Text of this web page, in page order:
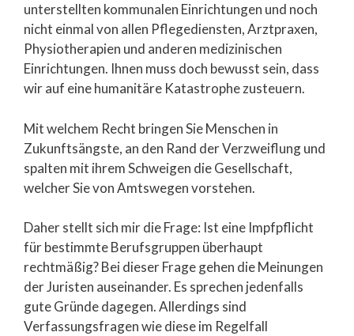
unterstellten kommunalen Einrichtungen und noch
nicht einmal von allen Pflegediensten, Arztpraxen,
Physiotherapien und anderen medizinischen
Einrichtungen. Ihnen muss doch bewusst sein, dass
wir auf eine humanitäre Katastrophe zusteuern.
Mit welchem Recht bringen Sie Menschen in
Zukunftsängste, an den Rand der Verzweiflung und
spalten mit ihrem Schweigen die Gesellschaft,
welcher Sie von Amtswegen vorstehen.
Daher stellt sich mir die Frage: Ist eine Impfpflicht
für bestimmte Berufsgruppen überhaupt
rechtmäßig? Bei dieser Frage gehen die Meinungen
der Juristen auseinander. Es sprechen jedenfalls
gute Gründe dagegen. Allerdings sind
Verfassungsfragen wie diese im Regelfall